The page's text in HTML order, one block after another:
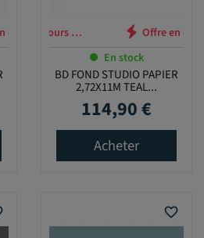
en cours …
En stock
BD FOND STUDIO PAPIER
2,72X11M TEAL...
Prix
114,90 €
Acheter
favorite_border